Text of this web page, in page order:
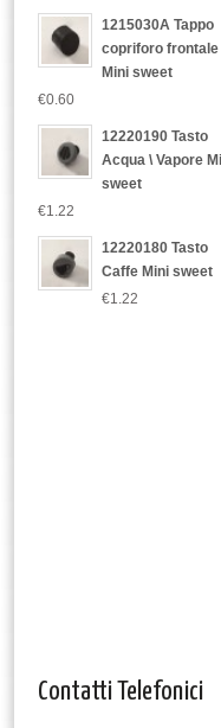
1215030A Tappo
copriforo frontale
Mini sweet
€0.60
12220190 Tasto
Acqua \ Vapore
sweet
€1.22
12220180 Tasto
Caffe Mini sweet
€1.22
Contatti Telefonici